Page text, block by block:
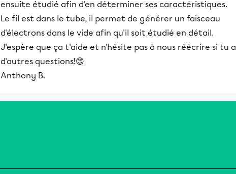
ensuite étudié afin d'en déterminer ses caractéristiques.
Le fil est dans le tube, il permet de générer un faisceau
d'électrons dans le vide afin qu'il soit étudié en détail.
J'espère que ça t'aide et n'hésite pas à nous réécrire si tu
d'autres questions!😊
Anthony B.